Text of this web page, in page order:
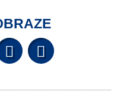
YouTube